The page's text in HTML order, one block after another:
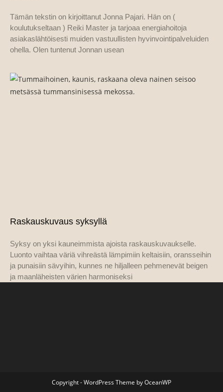
Tämän tekstin on kirjoittanut Jonna Pajari. Hän on (
koulutukseltaan ) Reiki Master ja tarjoaa energiahoitoja
asiakaslähtöisesti muiden vastuullisten hyvinvointipalveluiden
ohella. Olen tuntenut Jonnan usean
Raskauskuvaus syksyllä
Syksy on yksi kauneimmista ajoista raskauskuvaukselle.
Luonto vaihtaa väriä vihreästä lämpimiin keltaisiin, oransseihin
ja punaisiin sävyihin, kunnes ne hiljalleen pehmenevät beigen
ja maanläheisten värien harmoniseksi
Copyright - WordPress Theme by OceanWP